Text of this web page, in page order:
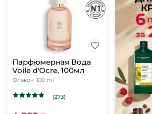
Парфюмерная Вода
Voile d'Ocre, 100мл
Флакон 100 ml
(273)